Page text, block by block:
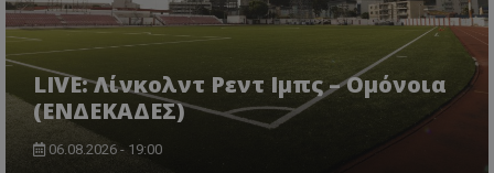
LIVE: Λίνκολντ Ρεντ Ιμπς – Ομόνοια
(ΕΝΔΕΚΑΔΕΣ)
06.08.2026 - 19:00